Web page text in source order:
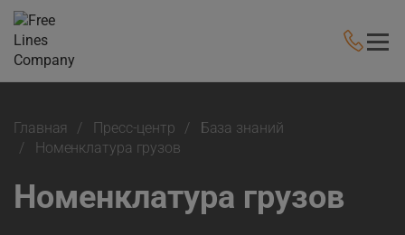
Главная Пресс-центр
База знаний
Номенклатура грузов
Номенклатура грузов